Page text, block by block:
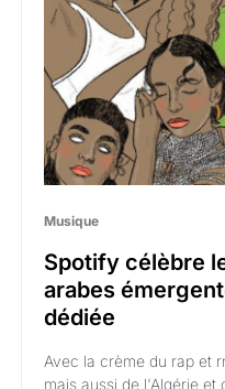
Musique
Spotify célèbre
arabes
dédiée
Avec la crème du rap et
mais aussi de l'Algérie et